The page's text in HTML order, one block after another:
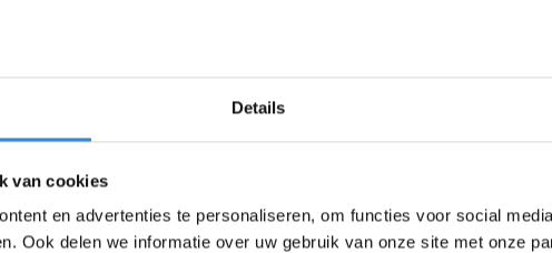
Details
van cookies
en advertenties te personaliseren, om functies voor social
Ook delen we informatie over uw gebruik van onze site met onze